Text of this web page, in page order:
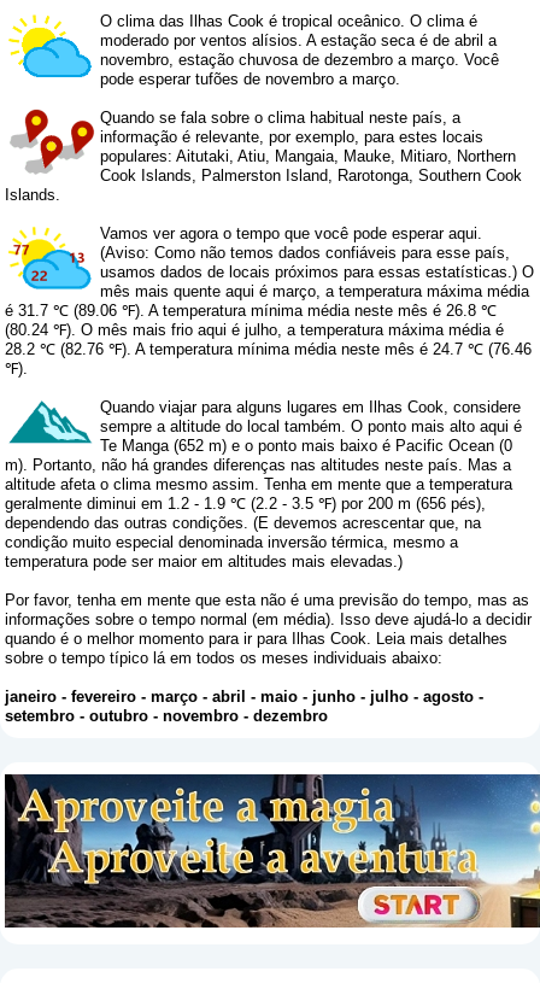
O clima das Ilhas Cook é tropical oceânico. O clima é
moderado por ventos alísios. A estação seca é de abril a
novembro, estação chuvosa de dezembro a março. Você
pode esperar tufões de novembro a março.
Quando se fala sobre o clima habitual neste país, a
informação é relevante, por exemplo, para estes locais
populares: Aitutaki, Atiu, Mangaia, Mauke, Mitiaro, Northern
Cook Islands, Palmerston Island, Rarotonga, Southern Cook
Islands.
Vamos ver agora o tempo que você pode esperar aqui.
(Aviso: Como não temos dados confiáveis ​​para esse país,
usamos dados de locais próximos para essas estatísticas.) O
mês mais quente aqui é março, a temperatura máxima média
é 31.7 ℃ (89.06 ℉). A temperatura mínima média neste mês é 26.8 ℃
(80.24 ℉). O mês mais frio aqui é julho, a temperatura máxima média é
28.2 ℃ (82.76 ℉). A temperatura mínima média neste mês é 24.7 ℃ (76.46
℉).
Quando viajar para alguns lugares em Ilhas Cook, considere
sempre a altitude do local também. O ponto mais alto aqui é
Te Manga (652 m) e o ponto mais baixo é Pacific Ocean (0
m). Portanto, não há grandes diferenças nas altitudes neste país. Mas a
altitude afeta o clima mesmo assim. Tenha em mente que a temperatura
geralmente diminui em 1.2 - 1.9 ℃ (2.2 - 3.5 ℉) por 200 m (656 pés),
dependendo das outras condições. (E devemos acrescentar que, na
condição muito especial denominada inversão térmica, mesmo a
temperatura pode ser maior em altitudes mais elevadas.)
Por favor, tenha em mente que esta não é uma previsão do tempo, mas as
informações sobre o tempo normal (em média). Isso deve ajudá-lo a decidir
quando é o melhor momento para ir para Ilhas Cook. Leia mais detalhes
sobre o tempo típico lá em todos os meses individuais abaixo:
janeiro -fevereiro -março -abril -maio - junho - julho -agosto -
setembro -outubro -novembro -dezembro